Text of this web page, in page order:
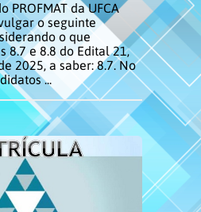
PROFMAT da UFCA
o seguinte
o que
8.7 e 8.8 do Edital 21,
2025, a saber: 8.7. No
...